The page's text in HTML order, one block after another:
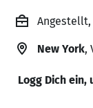
Angestellt,
New York,
Logg Dich ein,